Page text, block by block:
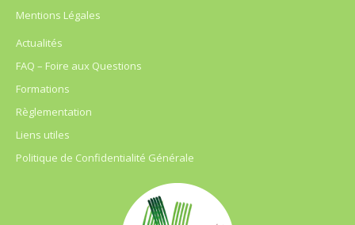
Mentions Légales
Actualités
FAQ – Foire aux Questions
Formations
Règlementation
Liens utiles
Politique de Confidentialité Générale